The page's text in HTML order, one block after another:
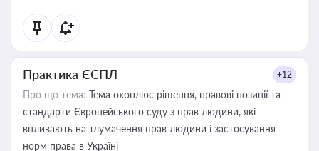
Практика ЄСПЛ +12
Про що тема: Тема охоплює рішення, правові позиції та
стандарти Європейського суду з прав людини, які
впливають на тлумачення прав людини і застосування
норм права в Україні